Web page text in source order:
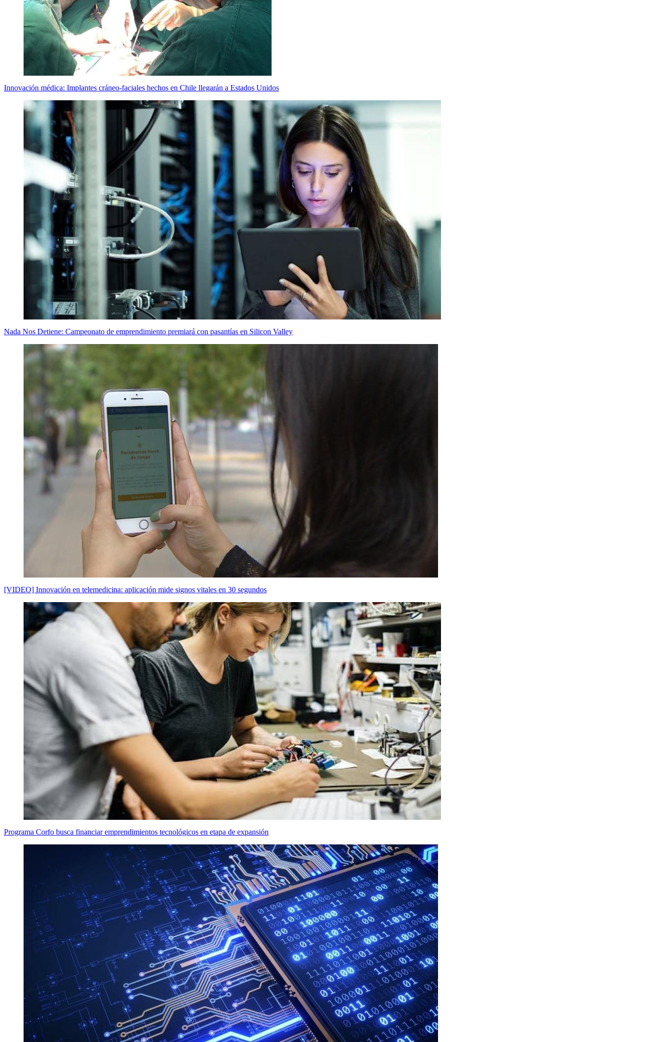
Innovación médica: Implantes cráneo-faciales hechos en Chile llegarán a Estados Unidos
Nada Nos Detiene: Campeonato de emprendimiento premiará con pasantías en Silicon Valley
[VIDEO] Innovación en telemedicina: aplicación mide signos vitales en 30 segundos
Programa Corfo busca financiar emprendimientos tecnológicos en etapa de expansión